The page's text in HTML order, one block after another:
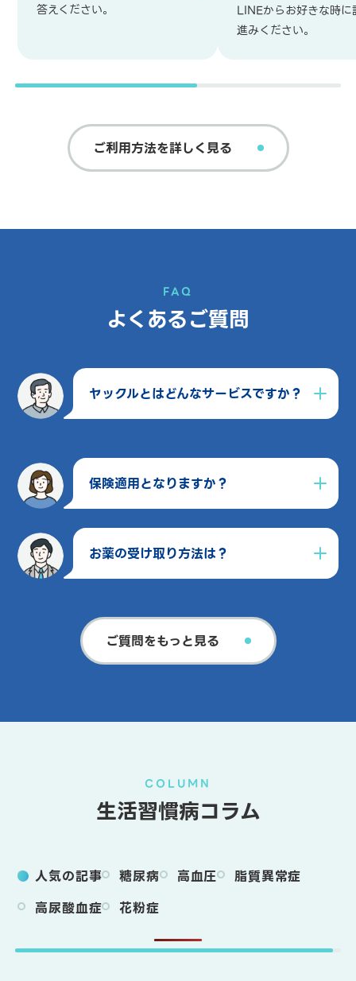
答えください。
LINEからお好きな時に
進みください。
ご利用方法を詳しく見る
FAQ
よくあるご質問
ヤックルとはどんなサービスですか？
保険適用となりますか？
お薬の受け取り方法は？
ご質問をもっと見る
COLUMN
生活習慣病コラム
人気の記事 糖尿病 高血圧
脂質異常症
高尿酸血症
花粉症